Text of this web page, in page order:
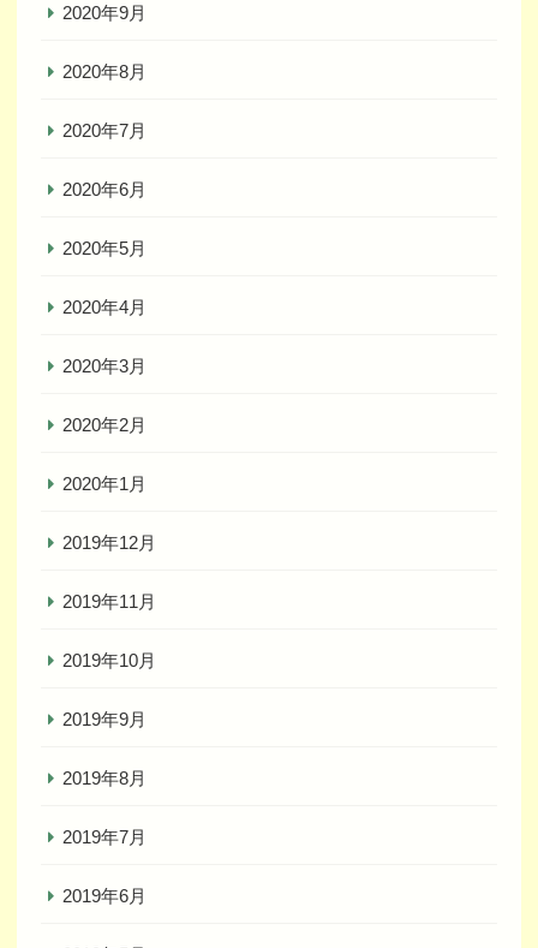
2020年9月
2020年8月
2020年7月
2020年6月
2020年5月
2020年4月
2020年3月
2020年2月
2020年1月
2019年12月
2019年11月
2019年10月
2019年9月
2019年8月
2019年7月
2019年6月